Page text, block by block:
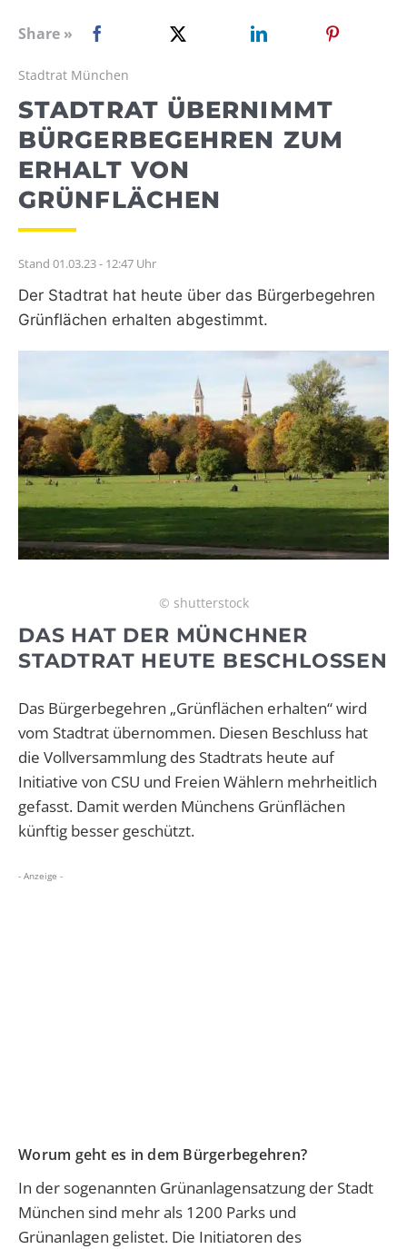
WEBRADIO
Share »
Stadtrat München
STADTRAT ÜBERNIMMT
BÜRGERBEGEHREN ZUM
ERHALT VON
GRÜNFLÄCHEN
Stand 01.03.23 - 12:47 Uhr
Der Stadtrat hat heute über das Bürgerbegehren
Grünflächen erhalten abgestimmt.
© shutterstock
DAS HAT DER MÜNCHNER
STADTRAT HEUTE BESCHLOSSEN
Das Bürgerbegehren „Grünflächen erhalten“ wird
vom Stadtrat übernommen. Diesen Beschluss hat
die Vollversammlung des Stadtrats heute auf
Initiative von CSU und Freien Wählern mehrheitlich
gefasst. Damit werden Münchens Grünflächen
künftig besser geschützt.
- Anzeige -
Worum geht es in dem Bürgerbegehren?
In der sogenannten Grünanlagensatzung der Stadt
München sind mehr als 1200 Parks und
Grünanlagen gelistet. Die Initiatoren des